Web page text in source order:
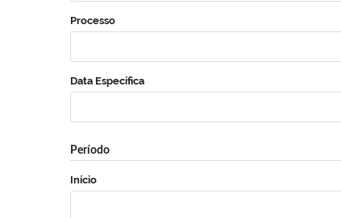
Processo
Data Específica
Período
Início